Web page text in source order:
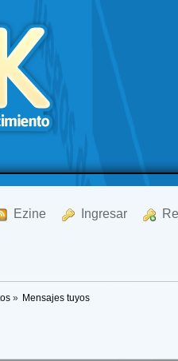
Ezine Ingresar
» Mensajes tuyos